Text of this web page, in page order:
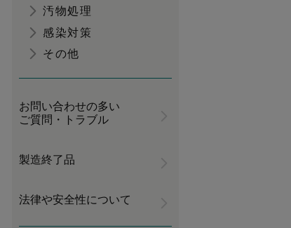
汚物処理
感染対策
その他
お問い合わせの多い
ご質問・トラブル
製造終了品
法律や安全性について